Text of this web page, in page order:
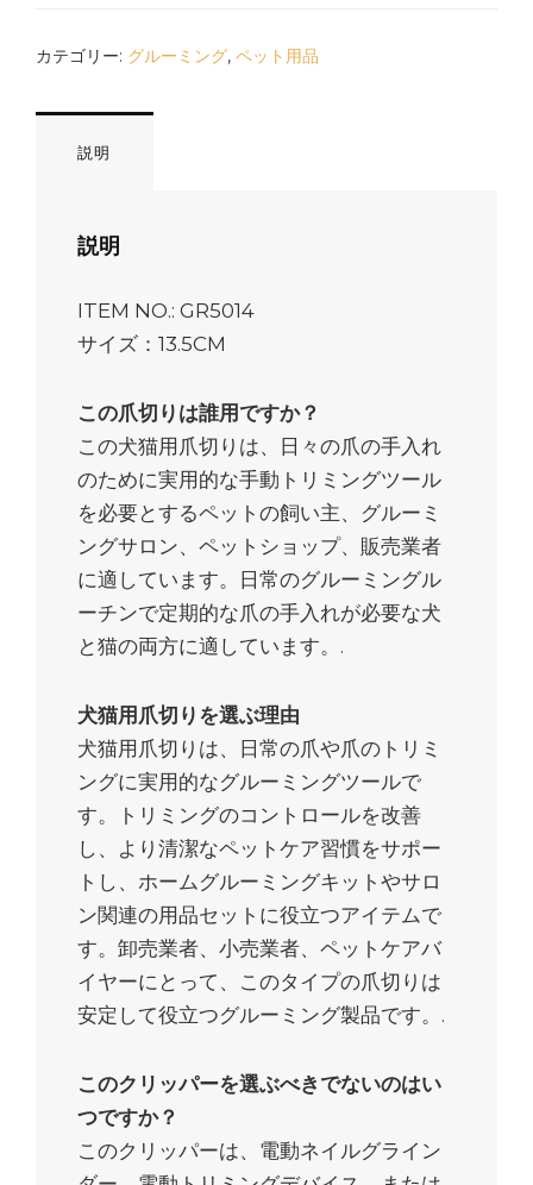
カテゴリー: グルーミング, ペット用品
説明
説明
ITEM NO.: GR5014
サイズ：13.5CM
この爪切りは誰用ですか？
この犬猫用爪切りは、日々の爪の手入れ
のために実用的な手動トリミングツール
を必要とするペットの飼い主、グルーミ
ングサロン、ペットショップ、販売業者
に適しています。日常のグルーミングル
ーチンで定期的な爪の手入れが必要な犬
と猫の両方に適しています。.
犬猫用爪切りを選ぶ理由
犬猫用爪切りは、日常の爪や爪のトリミ
ングに実用的なグルーミングツールで
す。トリミングのコントロールを改善
し、より清潔なペットケア習慣をサポー
トし、ホームグルーミングキットやサロ
ン関連の用品セットに役立つアイテムで
す。卸売業者、小売業者、ペットケアバ
イヤーにとって、このタイプの爪切りは
安定して役立つグルーミング製品です。.
このクリッパーを選ぶべきでないのはい
つですか？
このクリッパーは、電動ネイルグライン